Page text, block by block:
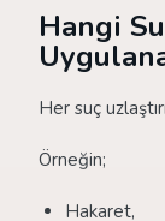
Hangi
Her suç
Örneğin;
Hakaret,